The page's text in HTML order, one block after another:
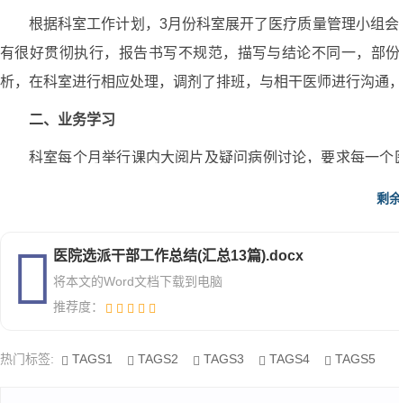
根据科室工作计划，3月份科室展开了医疗质量管理小组
有很好贯彻执行，报告书写不规范，描写与结论不同一，部
析，在科室进行相应处理，调剂了排班，与相干医师进行沟通
二、业务学习
科室每个月举行课内大阅片及疑问病例讨论，要求每一
对科室可能存在的医疗纠纷、隐患，科内进行了屡次讨论
1、孕期妇女进行x线检查，对胎儿致畸的风险。科室前
辐射安全。
剩
医院选派干部工作总结(汇总13篇).docx
将本文的Word文档下载到电脑
推荐度：
热门标签: TAGS1 TAGS2 TAGS3 TAGS4 TAGS5